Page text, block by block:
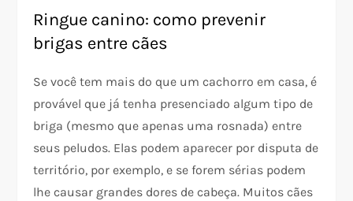
Ringue canino: como prevenir
brigas entre cães
Se você tem mais do que um cachorro em casa, é
provável que já tenha presenciado algum tipo de
briga (mesmo que apenas uma rosnada) entre
seus peludos. Elas podem aparecer por disputa de
território, por exemplo, e se forem sérias podem
lhe causar grandes dores de cabeça. Muitos cães